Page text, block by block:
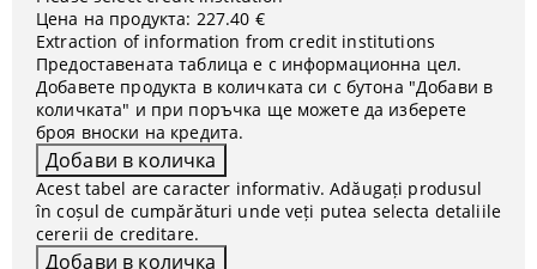
Цена на продукта: 227.40 €
Extraction of information from credit institutions
Предоставената таблица е с информационна цел.
Добавете продукта в количката си с бутона "Добави в
количката" и при поръчка ще можете да изберете
броя вноски на кредита.
Acest tabel are caracter informativ. Adăugați produsul
în coșul de cumpărături unde veți putea selecta detaliile
cererii de creditare.